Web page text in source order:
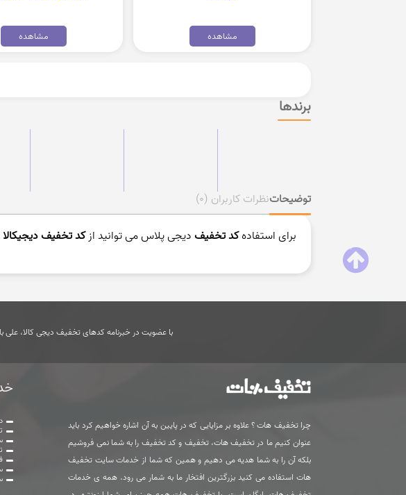
مشاهده مشاهده
برندها
توضیحاتنظرات کاربران (0)
برای استفادهکد تخفیف دیجی پلاس می توانید از کد تخفیف دیجیکالا
با عضویت در خبرنامه کدهای تخفیف دیجی کالا، علی
چرا تخفیف هات ؟ علاوه بر مزایایی که در پایین به آن اشاره خواهیم کرد باید
عنوان کنیم ما در تخفیف هات، تخفیف و کد تخفیف را به شما نمی فروشیم
بلکه آن را به شما هدیه می دهیم و همین که شما از خدمات سایت تخفیف
هات استفاده می کنید بزرگترین افتخار ما به شمار می رود. همه ی خدمات